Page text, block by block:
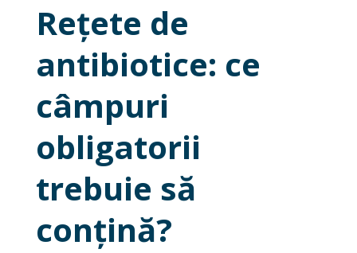
Rețete de
antibiotice: ce
câmpuri
obligatorii
trebuie să
conțină?